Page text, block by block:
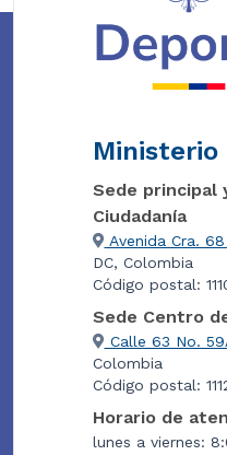
Ministerio
Sede principal
Ciudadanía
Avenida Cra.
DC, Colombia
Código postal:
Sede Centro
Calle 63 No.
Colombia
Código postal:
Horario de
lunes a viernes: